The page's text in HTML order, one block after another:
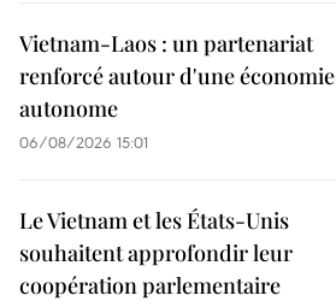
Vietnam-Laos : un partenariat
renforcé autour d'une économie
autonome
06/08/2026 15:01
Le Vietnam et les États-Unis
souhaitent approfondir leur
coopération parlementaire